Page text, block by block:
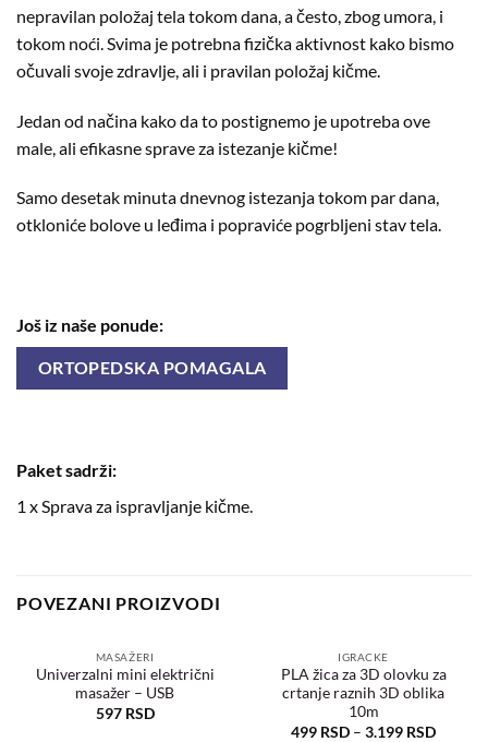
nepravilan položaj tela tokom dana, a često, zbog umora, i
tokom noći. Svima je potrebna fizička aktivnost kako bismo
očuvali svoje zdravlje, ali i pravilan položaj kičme.
Jedan od načina kako da to postignemo je upotreba ove
male, ali efikasne sprave za istezanje kičme!
Samo desetak minuta dnevnog istezanja tokom par dana,
otkloniće bolove u leđima i popraviće pogrbljeni stav tela.
Još iz naše ponude:
ORTOPEDSKA POMAGALA
Paket sadrži:
1 x Sprava za ispravljanje kičme.
POVEZANI PROIZVODI
MASAŽERI
Univerzalni mini električni
masažer – USB
597 RSD
Dodaj
željene
IGRACKE
PLA žica za 3D olovku za
crtanje raznih 3D oblika
10m
499 RSD – 3.199 RSD